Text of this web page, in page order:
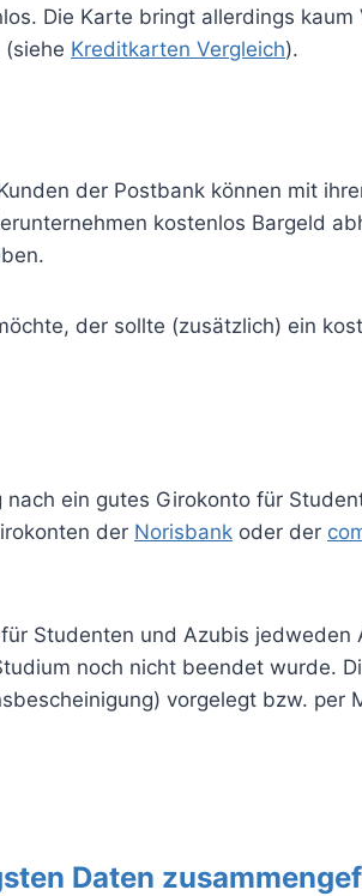
Die Karte bringt allerdings
Kreditkarten Vergleich).
der Postbank können mit
kostenlos Bargeld
der sollte (zusätzlich) ein
ein gutes Girokonto für
der Norisbank oder der
Studenten und Azubis
noch nicht beendet wurde.
vorgelegt bzw. per
Daten